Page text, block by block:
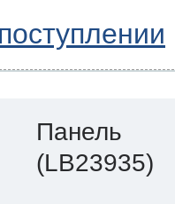
Панель
(LB23935)